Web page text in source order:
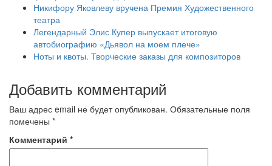
Никифору Яковлеву вручена Премия Художественного
театра
Легендарный Элис Купер выпускает итоговую
автобиографию «Дьявол на моем плече»
Ноты и квоты. Творческие заказы для композиторов
Добавить комментарий
Ваш адрес email не будет опубликован. Обязательные поля
помечены *
Комментарий *